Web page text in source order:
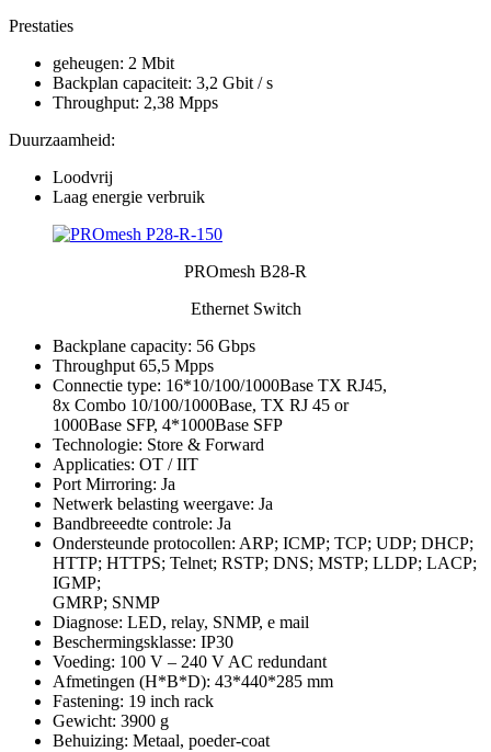
Prestaties
geheugen: 2 Mbit
Backplan capaciteit: 3,2 Gbit / s
Throughput: 2,38 Mpps
Duurzaamheid:
Loodvrij
Laag energie verbruik
PROmesh B28-R
Ethernet Switch
Backplane capacity: 56 Gbps
Throughput 65,5 Mpps
Connectie type: 16*10/100/1000Base TX RJ45,
8x Combo 10/100/1000Base, TX RJ 45 or
1000Base SFP, 4*1000Base SFP
Technologie: Store & Forward
Applicaties: OT / IIT
Port Mirroring: Ja
Netwerk belasting weergave: Ja
Bandbreeedte controle: Ja
Ondersteunde protocollen: ARP; ICMP; TCP; UDP; DHCP;
HTTP; HTTPS; Telnet; RSTP; DNS; MSTP; LLDP; LACP;
IGMP;
GMRP; SNMP
Diagnose: LED, relay, SNMP, e mail
Beschermingsklasse: IP30
Voeding: 100 V – 240 V AC redundant
Afmetingen (H*B*D): 43*440*285 mm
Fastening: 19 inch rack
Gewicht: 3900 g
Behuizing: Metaal, poeder-coat